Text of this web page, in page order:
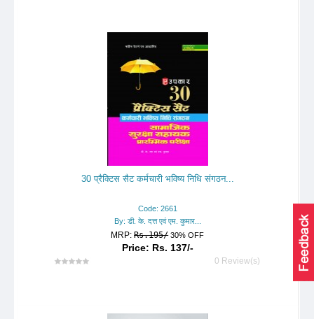
30 प्रैक्टिस सैट कर्मचारी भविष्य निधि संगठन...
Code: 2661
By: डी. के. दत्त एवं एम. कुमार...
MRP:Rs.195/ 30% OFF
Price: Rs. 137/-
0 Review(s)